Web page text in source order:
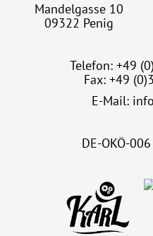
Mandelgasse 10
09322 Penig
Telefon: +49
Fax: +49
E-Mail:
DE-OKÖ-